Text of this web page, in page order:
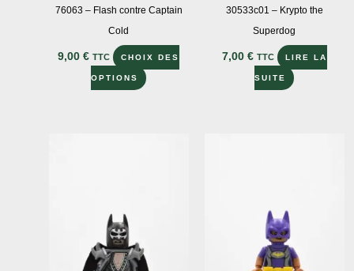
76063 – Flash contre Captain
Cold
9,00€ TTC CHOIX DES
OPTIONS
Ce
choisies
30533c01 – Krypto the
Superdog
7,00 € TTC LIRE LA
SUITE